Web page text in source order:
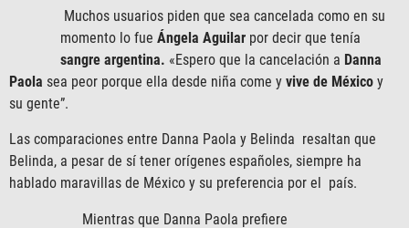
Muchos usuarios piden que sea cancelada como en su
momento lo fue Ángela Aguilar por decir que tenía
sangre argentina. «Espero que la cancelación a Danna
Paola sea peor porque ella desde niña come y vive de México y
su gente”.
Las comparaciones entre Danna Paola y Belinda resaltan que
Belinda, a pesar de sí tener orígenes españoles, siempre ha
hablado maravillas de México y su preferencia por el país.
Mientras que Danna Paola prefiere